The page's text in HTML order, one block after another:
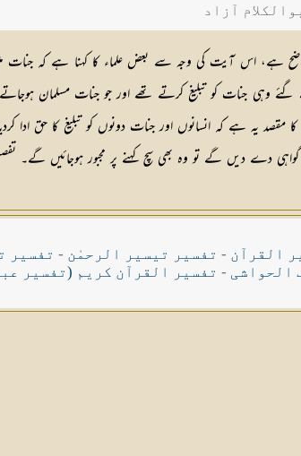
آزاد
واضح ہے، اس آیت کی وجہ سے بعض علماء کا کہنا ہے کہ
گئے وہی جنات کو تبلیغ کرتے تھے اور جو جنات
تو وہ بھی سچ کہنے پر مجبور ہوجائیں گے۔ تفصیل کے لیے آیت 23 کا
القرآن - تفسیر تیسیر الرحمٰن - تفسیر
الحواشی - تفسیر القرآن کریم (تفسیر